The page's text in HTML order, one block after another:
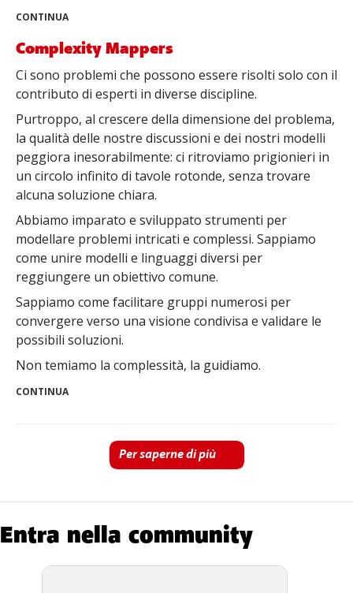
CONTINUA
Complexity Mappers
Ci sono problemi che possono essere risolti solo con il
contributo di esperti in diverse discipline.
Purtroppo, al crescere della dimensione del problema,
la qualità delle nostre discussioni e dei nostri modelli
peggiora inesorabilmente: ci ritroviamo prigionieri in
un circolo infinito di tavole rotonde, senza trovare
alcuna soluzione chiara.
Abbiamo imparato e sviluppato strumenti per
modellare problemi intricati e complessi. Sappiamo
come unire modelli e linguaggi diversi per
reggiungere un obiettivo comune.
Sappiamo come facilitare gruppi numerosi per
convergere verso una visione condivisa e validare le
possibili soluzioni.
Non temiamo la complessità, la guidiamo.
CONTINUA
Per saperne di più
Entra nella community